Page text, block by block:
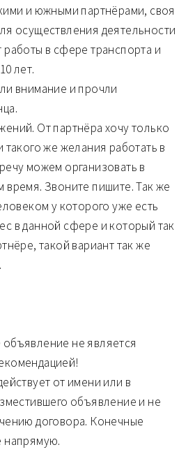
и южными партнёрами, своя
осуществления деятельности
в сфере транспорта и
лет.
внимание и прочли
От партнёра хочу только
такого же желания работать в
можем организовать в
Звоните пишите. Так же
у которого уже есть
в данной сфере и который так
такой вариант так же
не является
от имени или в
объявление и не
договора. Конечные
напрямую.